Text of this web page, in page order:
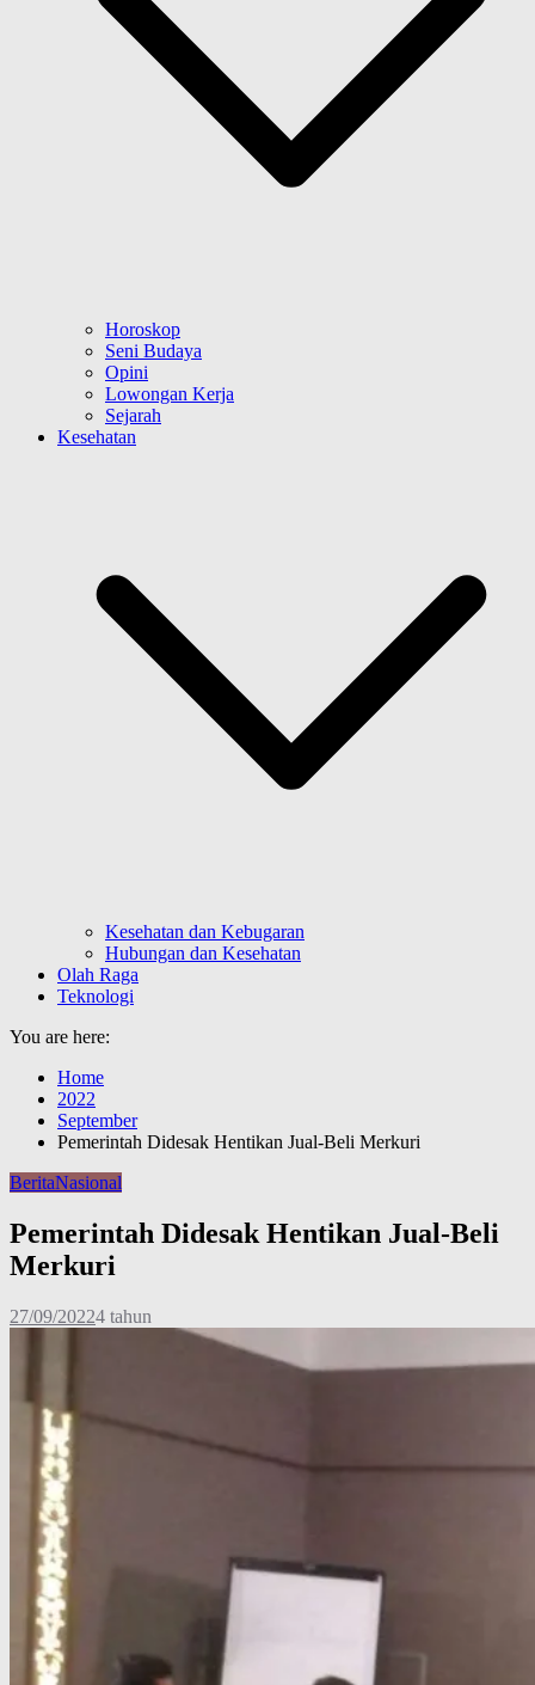
Horoskop
Seni Budaya
Opini
Lowongan Kerja
Sejarah
Kesehatan
Kesehatan dan Kebugaran
Hubungan dan Kesehatan
Olah Raga
Teknologi
You are here:
Home
2022
September
Pemerintah Didesak Hentikan Jual-Beli Merkuri
BeritaNasional
Pemerintah Didesak Hentikan Jual-Beli
Merkuri
27/09/20224 tahun